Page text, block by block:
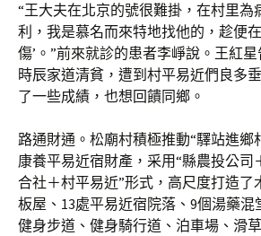
“王大夫在北京的號很難掛，在村里為
利，我是慕名而來特地找他的，趁便
傷’。”前來就診的患者李崢說。王紅
時辰家道清貧，遭到村平易近們良多
了一些成績，也想回饋同鄉。
路通財通。松廟村積極推動“驛站進鄉
康養平易近宿財產，采用“縣農投公司
合社＋村平易近”形式，高尺度打造了
板屋、13處平易近宿院落、9個湯藥
健身步道、健身騎行道、泊車場、滑